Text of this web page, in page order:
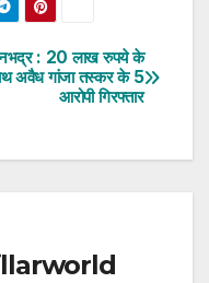
: 20 लाख रुपये के
अवैध गांजा तस्कर के 5
आरोपी गिरफ्तार